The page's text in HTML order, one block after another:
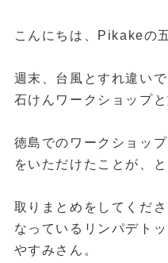
こんにちは、Pikakeの
週末、台風とすれ違い
石けんワークショップ
徳島でのワークショッ
をいただけたことが、
取りまとめをしてくだ
なっているリンパデト
やすみさん。